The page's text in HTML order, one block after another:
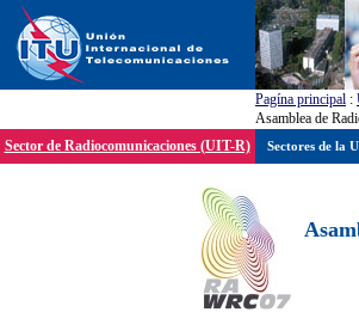
Pagína principal :
Asamblea de
Sector de Radiocomunicaciones (UIT-R)
Sectores de la